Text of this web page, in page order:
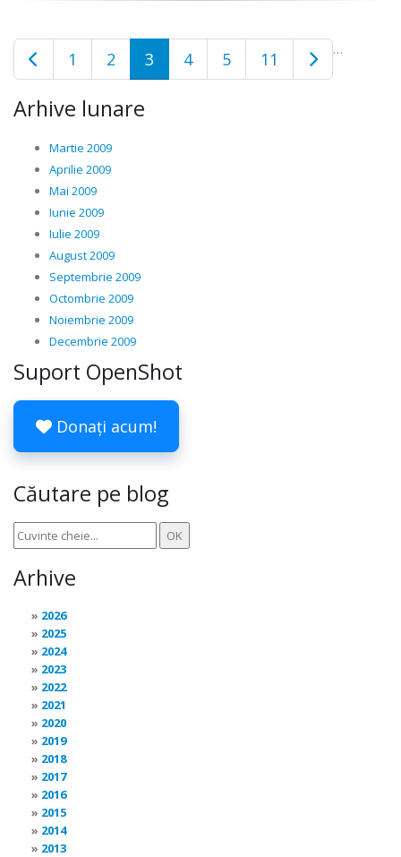
1 2 3 4 5 …
11
Arhive lunare
Martie 2009
Aprilie 2009
Mai 2009
Iunie 2009
Iulie 2009
August 2009
Septembrie 2009
Octombrie 2009
Noiembrie 2009
Decembrie 2009
Suport OpenShot
Donați acum!
Căutare pe blog
Arhive
2026
2025
2024
2023
2022
2021
2020
2019
2018
2017
2016
2015
2014
2013